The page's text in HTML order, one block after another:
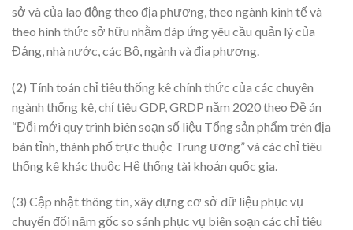
sở và của lao động theo địa phương, theo ngành kinh tế và
theo hình thức sở hữu nhằm đáp ứng yêu cầu quản lý của
Đảng, nhà nước, các Bộ, ngành và địa phương.
(2) Tính toán chỉ tiêu thống kê chính thức của các chuyên
ngành thống kê, chỉ tiêu GDP, GRDP năm 2020 theo Đề án
“Đổi mới quy trình biên soạn số liệu Tổng sản phẩm trên địa
bàn tỉnh, thành phố trực thuộc Trung ương” và các chỉ tiêu
thống kê khác thuộc Hệ thống tài khoản quốc gia.
(3) Cập nhật thông tin, xây dựng cơ sở dữ liệu phục vụ
chuyển đổi năm gốc so sánh phục vụ biên soạn các chỉ tiêu